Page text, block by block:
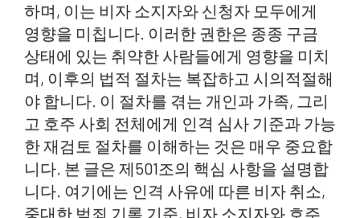
성공적인 사법심사 결과
호주 이민 변호사가 도와줄 수 있는 방법
자주 묻는 질문(FAQ)
하며, 이는 비자 소지자와 신청자 모두에게
영향을 미칩니다. 이러한 권한은 종종 구금
상태에 있는 취약한 사람들에게 영향을 미치
며, 이후의 법적 절차는 복잡하고 시의적절해
야 합니다. 이 절차를 겪는 개인과 가족, 그리
고 호주 사회 전체에게 인격 심사 기준과 가능
한 재검토 절차를 이해하는 것은 매우 중요합
니다. 본 글은 제501조의 핵심 사항을 설명합
니다. 여기에는 인격 사유에 따른 비자 취소,
중대한 범죄 기록 기준, 비자 소지자와 호주